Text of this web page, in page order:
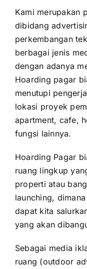
Kami merupakan
dibidang
perkembangan
berbagai jenis
dengan adanya
Hoarding pagar
menutupi
lokasi proyek
apartment, cafe,
fungsi lainnya.
Hoarding Pagar
ruang lingkup
properti atau
launching,
dapat kita
yang akan
Sebagai media
ruang (outdoor